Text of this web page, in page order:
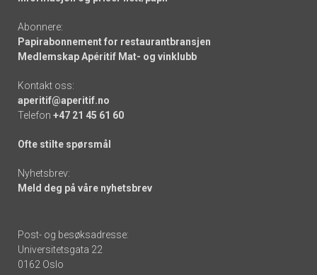
Abonnere:
Papirabonnement for restaurantbransjen
Medlemskap Apéritif Mat- og vinklubb
Kontakt oss:
aperitif@aperitif.no
Telefon +47 21 45 61 60
Ofte stilte spørsmål
Nyhetsbrev:
Meld deg på våre nyhetsbrev
Post- og besøksadresse:
Universitetsgata 22
0162 Oslo